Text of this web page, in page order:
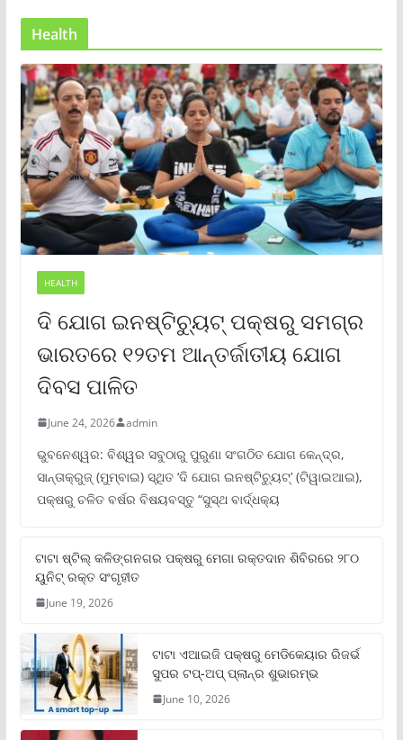
Health
HEALTH
ଦି ଯୋଗ ଇନଷ୍ଟିଚ୍ୟୁଟ୍ ପକ୍ଷରୁ ସମଗ୍ର
ଭାରତରେ ୧୨ତମ ଆନ୍ତର୍ଜାତୀୟ ଯୋଗ
ଦିବସ ପାଳିତ
June 24, 2026 admin
ଭୁବନେଶ୍ୱର: ବିଶ୍ୱର ସବୁଠାରୁ ପୁରୁଣା ସଂଗଠିତ ଯୋଗ କେନ୍ଦ୍ର,
ସାନ୍ତାକ୍ରୁଜ୍ (ମୁମ୍ବାଇ) ସ୍ଥିତ ‘ଦି ଯୋଗ ଇନଷ୍ଟିଚ୍ୟୁଟ୍‌’ (ଟିୱାଇଆଇ),
ପକ୍ଷରୁ ଚଳିତ ବର୍ଷର ବିଷୟବସ୍ତୁ “ସୁସ୍ଥ ବାର୍ଦ୍ଧକ୍ୟ
ଟାଟା ଷ୍ଟିଲ୍‌ କଳିଙ୍ଗନଗର ପକ୍ଷରୁ ମେଗା ରକ୍ତଦାନ ଶିବିରରେ ୨୮୦
ୟୁନିଟ୍‌ ରକ୍ତ ସଂଗୃହୀତ
June 19, 2026
ଟାଟା ଏଆଇଜି ପକ୍ଷରୁ ମେଡିକେୟାର ରିଜର୍ଭ
ସୁପର ଟପ୍‌-ଅପ୍ ପ୍ଲାନ୍‌ର ଶୁଭାରମ୍ଭ
June 10, 2026